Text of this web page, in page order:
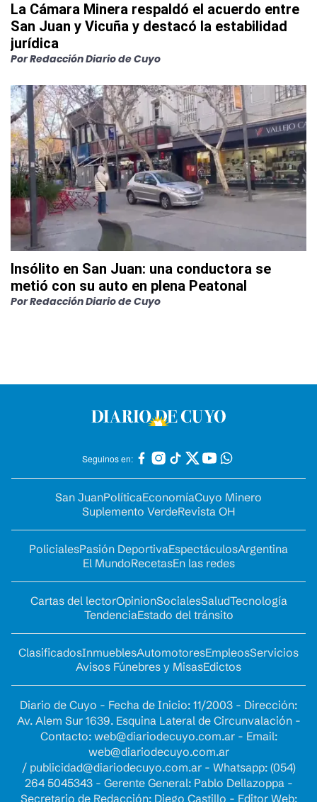
La Cámara Minera respaldó el acuerdo entre
San Juan y Vicuña y destacó la estabilidad
jurídica
PorRedacción Diario de Cuyo
Insólito en San Juan: una conductora se
metió con su auto en plena Peatonal
PorRedacción Diario de Cuyo
Seguinos en:
San JuanPolíticaEconomíaCuyo Minero
Suplemento VerdeRevista OH
PolicialesPasión DeportivaEspectáculosArgentina
El MundoRecetasEn las redes
Cartas del lectorOpinionSocialesSaludTecnología
TendenciaEstado del tránsito
ClasificadosInmueblesAutomotoresEmpleosServicios
Avisos Fúnebres y MisasEdictos
Diario de Cuyo - Fecha de Inicio: 11/2003 - Dirección:
Av. Alem Sur 1639. Esquina Lateral de Circunvalación -
Contacto: web@diariodecuyo.com.ar- Email:
web@diariodecuyo.com.ar
/ publicidad@diariodecuyo.com.ar- Whatsapp: (054)
264 5045343 - Gerente General: Pablo Dellazoppa -
Secretario de Redacción: Diego Castillo - Editor Web: